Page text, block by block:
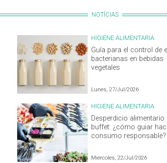
NOTÍCIAS
HIGIENE ALIMENTARIA
Guía para el control de
bacterianas en bebidas
vegetales
Lunes, 27/Jul/2026
HIGIENE ALIMENTARIA
Desperdicio alimentario
buffet: ¿cómo guiar
consumo responsable?
Miércoles, 22/Jul/2026